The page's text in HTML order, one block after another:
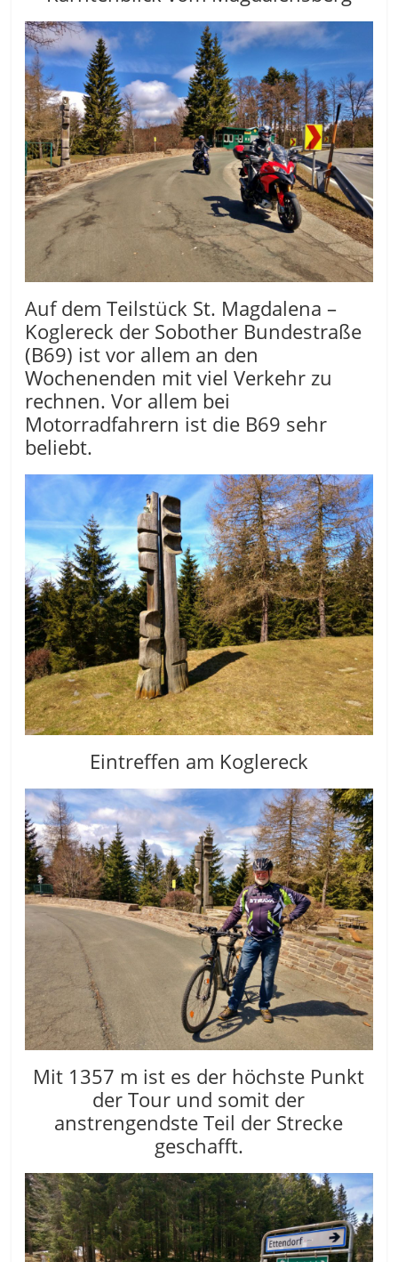
Auf dem Teilstück St. Magdalena –
Koglereck der Sobother Bundestraße
(B69) ist vor allem an den
Wochenenden mit viel Verkehr zu
rechnen. Vor allem bei
Motorradfahrern ist die B69 sehr
beliebt.
Eintreffen am Koglereck
Mit 1357 m ist es der höchste Punkt
der Tour und somit der
anstrengendste Teil der Strecke
geschafft.